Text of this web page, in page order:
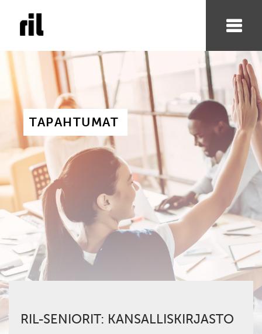
TAPAHTUMAT
RIL-SENIORIT: KANSALLISKIRJASTO